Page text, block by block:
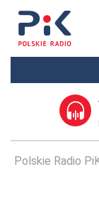
Polskie Radio